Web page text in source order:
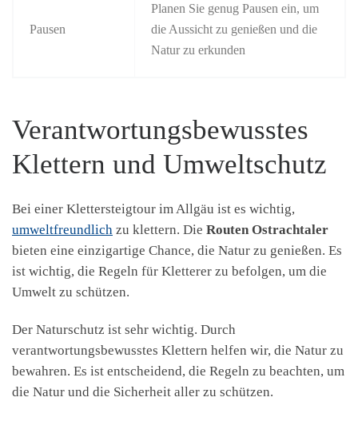
Pausen
Planen Sie genug Pausen ein, um
die Aussicht zu genießen und die
Natur zu erkunden
Verantwortungsbewusstes
Klettern und Umweltschutz
Bei einer Klettersteigtour im Allgäu ist es wichtig,
umweltfreundlich zu klettern. Die Routen Ostrachtaler
bieten eine einzigartige Chance, die Natur zu genießen. Es
ist wichtig, die Regeln für Kletterer zu befolgen, um die
Umwelt zu schützen.
Der Naturschutz ist sehr wichtig. Durch
verantwortungsbewusstes Klettern helfen wir, die Natur zu
bewahren. Es ist entscheidend, die Regeln zu beachten, um
die Natur und die Sicherheit aller zu schützen.